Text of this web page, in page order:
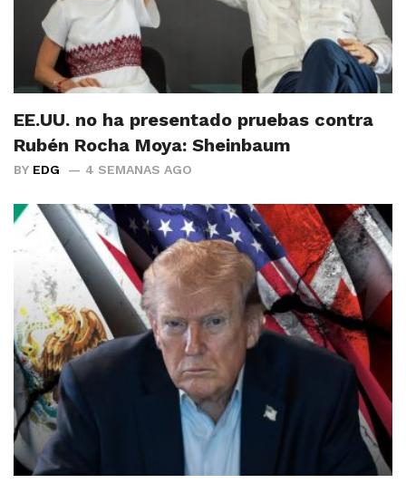
EE.UU. no ha presentado pruebas contra
Rubén Rocha Moya: Sheinbaum
BY EDG 4 SEMANAS AGO